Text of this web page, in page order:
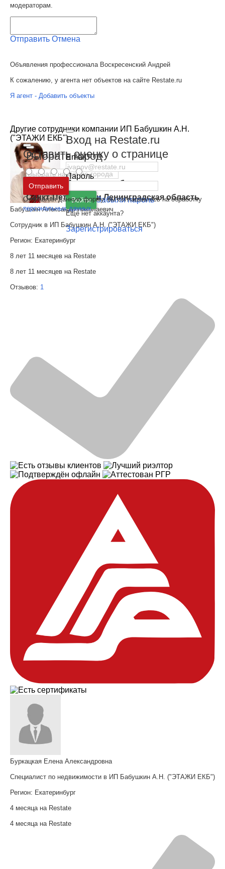
Выбрать город
Москва и
Московская область
Санкт-Петербург иЛенинградская область
Вход на Restate.ru
Email
Пароль
Войти Забыли пароль
Ещё нет аккаунта?
Зарегистрироваться
модераторам.
Отправить Отмена
Объявления профессионала Воскресенский Андрей
К сожалению, у агента нет объектов на сайте Restate.ru
Я агент - Добавить объекты
Другие сотрудники компании ИП Бабушкин А.Н.
("ЭТАЖИ ЕКБ")
Бабушкин Александр Николаевич
Сотрудник в ИП Бабушкин А.Н. ("ЭТАЖИ ЕКБ")
Регион: Екатеринбург
8 лет 11 месяцев на Restate
8 лет 11 месяцев на Restate
Отзывов: 1
Буркацкая Елена Александровна
Специалист по недвижимости в ИП Бабушкин А.Н. ("ЭТАЖИ ЕКБ")
Регион: Екатеринбург
4 месяца на Restate
4 месяца на Restate
Оставить оценку о странице
Отправить
Отправляя данную форму, вы соглашаетесь на обработку
персональных данных